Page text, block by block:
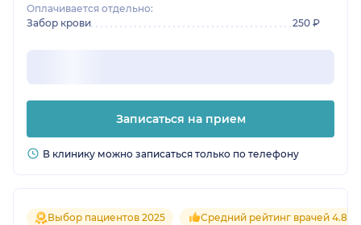
Оплачивается отдельно:
Забор крови
250 ₽
Записаться на прием
В клинику можно записаться только по телефону
Выбор пациентов 2025 Средний рейтинг врачей 4.8